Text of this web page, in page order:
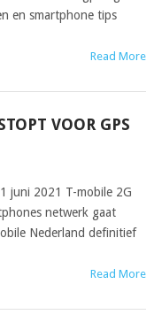
en smartphone tips
Read More
VOOR GPS
juni 2021 T-mobile 2G
netwerk gaat
Nederland definitief
Read More